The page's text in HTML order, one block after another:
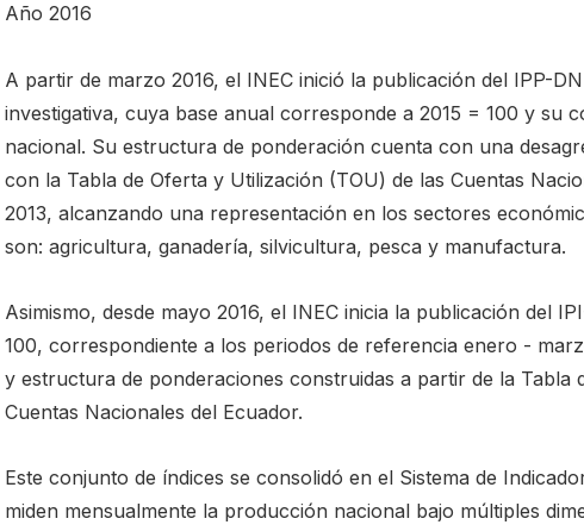
Año 2016
A partir de marzo 2016, el INEC inició la publicación del IPP-
investigativa, cuya base anual corresponde a 2015 = 100 y su
nacional. Su estructura de ponderación cuenta con una
con la Tabla de Oferta y Utilización (TOU) de las Cuentas
2013, alcanzando una representación en los sectores
son: agricultura, ganadería, silvicultura, pesca y manufactura.
Asimismo, desde mayo 2016, el INEC inicia la publicación del
100, correspondiente a los periodos de referencia enero -
y estructura de ponderaciones construidas a partir de la Tabla
Cuentas Nacionales del Ecuador.
Este conjunto de índices se consolidó en el Sistema de
miden mensualmente la producción nacional bajo múltiples